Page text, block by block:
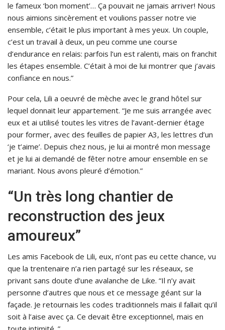
le fameux ‘bon moment’… Ça pouvait ne jamais arriver! Nous
nous aimions sincèrement et voulions passer notre vie
ensemble, c’était le plus important à mes yeux. Un couple,
c’est un travail à deux, un peu comme une course
d’endurance en relais: parfois l’un est ralenti, mais on franchit
les étapes ensemble. C’était à moi de lui montrer que j’avais
confiance en nous.”
Pour cela, Lili a oeuvré de mèche avec le grand hôtel sur
lequel donnait leur appartement. “Je me suis arrangée avec
eux et ai utilisé toutes les vitres de l’avant-dernier étage
pour former, avec des feuilles de papier A3, les lettres d’un
‘je t’aime’. Depuis chez nous, je lui ai montré mon message
et je lui ai demandé de fêter notre amour ensemble en se
mariant. Nous avons pleuré d’émotion.”
“Un très long chantier de
reconstruction des jeux
amoureux”
Les amis Facebook de Lili, eux, n’ont pas eu cette chance, vu
que la trentenaire n’a rien partagé sur les réseaux, se
privant sans doute d’une avalanche de Like. “Il n’y avait
personne d’autres que nous et ce message géant sur la
façade. Je retournais les codes traditionnels mais il fallait qu’il
soit à l’aise avec ça. Ce devait être exceptionnel, mais en